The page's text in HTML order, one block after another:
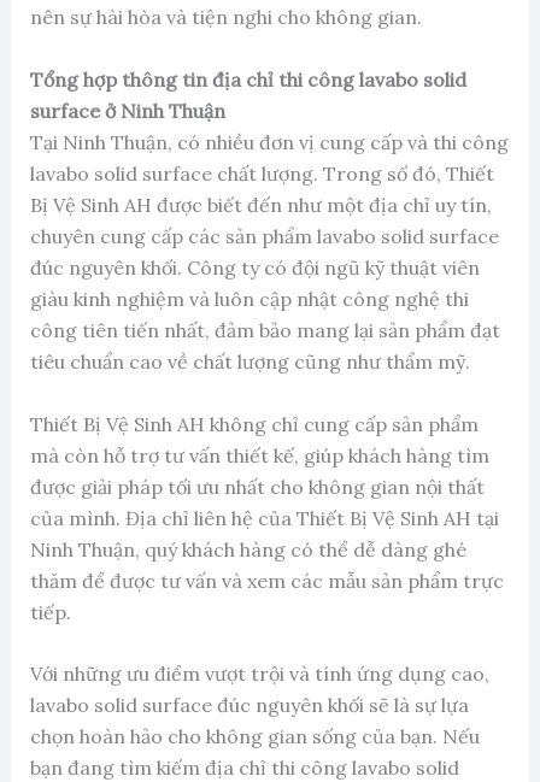
nên sự hài hòa và tiện nghi cho không gian.
Tổng hợp thông tin địa chỉ thi công lavabo solid
surface ở Ninh Thuận
Tại Ninh Thuận, có nhiều đơn vị cung cấp và thi công
lavabo solid surface chất lượng. Trong số đó, Thiết
Bị Vệ Sinh AH được biết đến như một địa chỉ uy tín,
chuyên cung cấp các sản phẩm lavabo solid surface
đúc nguyên khối. Công ty có đội ngũ kỹ thuật viên
giàu kinh nghiệm và luôn cập nhật công nghệ thi
công tiên tiến nhất, đảm bảo mang lại sản phẩm đạt
tiêu chuẩn cao về chất lượng cũng như thẩm mỹ.
Thiết Bị Vệ Sinh AH không chỉ cung cấp sản phẩm
mà còn hỗ trợ tư vấn thiết kế, giúp khách hàng tìm
được giải pháp tối ưu nhất cho không gian nội thất
của mình. Địa chỉ liên hệ của Thiết Bị Vệ Sinh AH tại
Ninh Thuận, quý khách hàng có thể dễ dàng ghé
thăm để được tư vấn và xem các mẫu sản phẩm trực
tiếp.
Với những ưu điểm vượt trội và tính ứng dụng cao,
lavabo solid surface đúc nguyên khối sẽ là sự lựa
chọn hoàn hảo cho không gian sống của bạn. Nếu
bạn đang tìm kiếm địa chỉ thi công lavabo solid